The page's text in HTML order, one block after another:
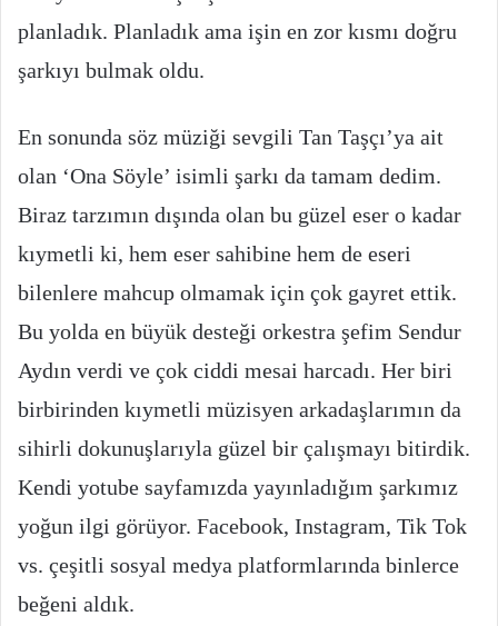
planladık. Planladık ama işin en zor kısmı doğru
şarkıyı bulmak oldu.
En sonunda söz müziği sevgili Tan Taşçı’ya ait
olan ‘Ona Söyle’ isimli şarkı da tamam dedim.
Biraz tarzımın dışında olan bu güzel eser o kadar
kıymetli ki, hem eser sahibine hem de eseri
bilenlere mahcup olmamak için çok gayret ettik.
Bu yolda en büyük desteği orkestra şefim Sendur
Aydın verdi ve çok ciddi mesai harcadı. Her biri
birbirinden kıymetli müzisyen arkadaşlarımın da
sihirli dokunuşlarıyla güzel bir çalışmayı bitirdik.
Kendi yotube sayfamızda yayınladığım şarkımız
yoğun ilgi görüyor. Facebook, Instagram, Tik Tok
vs. çeşitli sosyal medya platformlarında binlerce
beğeni aldık.